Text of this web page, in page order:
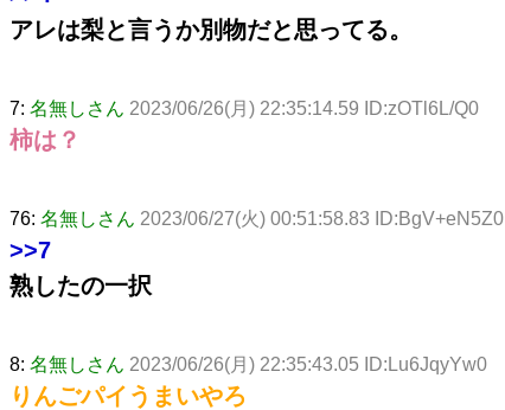
アレは梨と言うか別物だと思ってる。
7: 名無しさん 2023/06/26(月) 22:35:14.59 ID:zOTl6L/Q0
柿は？
76: 名無しさん 2023/06/27(火) 00:51:58.83 ID:BgV+eN5Z0
>>7
熟したの一択
8: 名無しさん 2023/06/26(月) 22:35:43.05 ID:Lu6JqyYw0
りんごパイうまいやろ